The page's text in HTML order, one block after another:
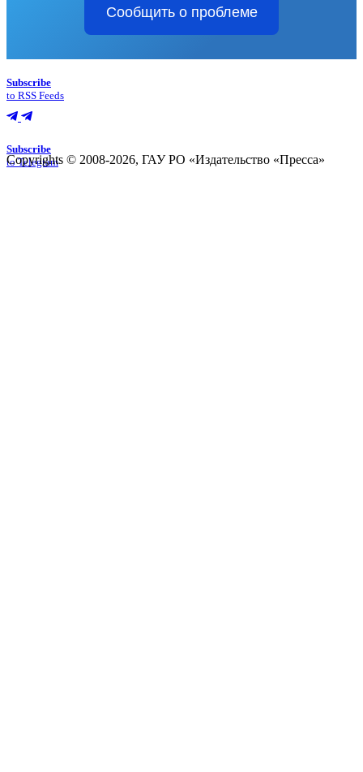
Сообщить о проблеме
Subscribe
to RSS Feeds
Subscribe
to Telegram
Copyrights © 2008-2026, ГАУ РО «Издательство «Пресса»